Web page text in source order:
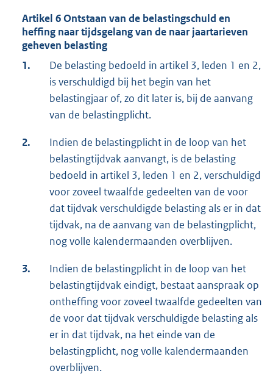
Artikel 6 Ontstaan van de belastingschuld en
heffing naar tijdsgelang van de naar jaartarieven
geheven belasting
1.
De belasting bedoeld in artikel 3, leden 1 en 2,
is verschuldigd bij het begin van het
belastingjaar of, zo dit later is, bij de aanvang
van de belastingplicht.
2.
Indien de belastingplicht in de loop van het
belastingtijdvak aanvangt, is de belasting
bedoeld in artikel 3, leden 1 en 2, verschuldigd
voor zoveel twaalfde gedeelten van de voor
dat tijdvak verschuldigde belasting als er in dat
tijdvak, na de aanvang van de belastingplicht,
nog volle kalendermaanden overblijven.
3.
Indien de belastingplicht in de loop van het
belastingtijdvak eindigt, bestaat aanspraak op
ontheffing voor zoveel twaalfde gedeelten van
de voor dat tijdvak verschuldigde belasting als
er in dat tijdvak, na het einde van de
belastingplicht, nog volle kalendermaanden
overblijven.